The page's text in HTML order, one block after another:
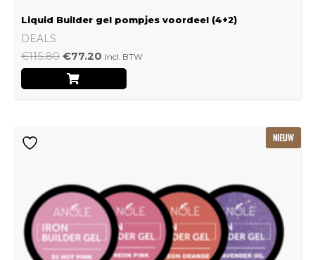
Liquid Builder gel pompjes voordeel (4+2)
DEALS
€115.80 €77.20 Incl. BTW
NIEUW